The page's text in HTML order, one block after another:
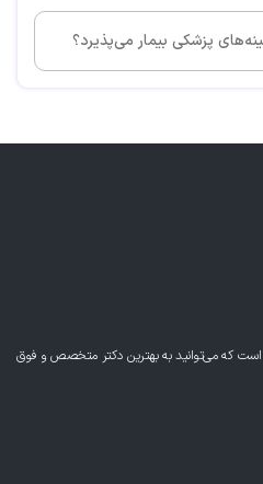
می کنم
ایشون عمل قلب پدرم رو
می کنم
که می‌توانید به بهترین دکتر متخصص و فوق